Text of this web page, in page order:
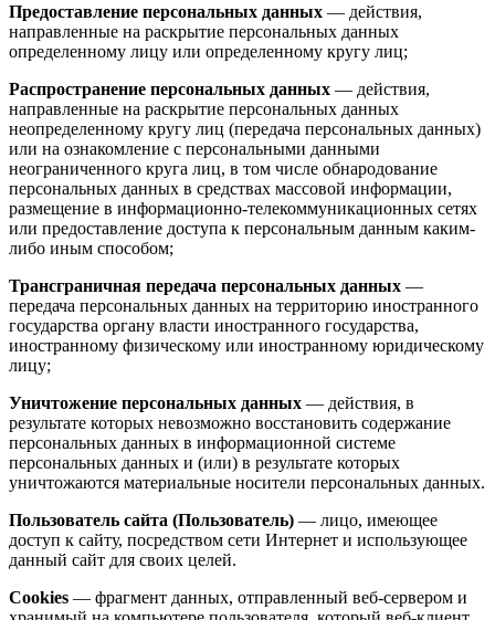
Предоставление персональных данных — действия,
направленные на раскрытие персональных данных
определенному лицу или определенному кругу лиц;
Распространение персональных данных — действия,
направленные на раскрытие персональных данных
неопределенному кругу лиц (передача персональных данных)
или на ознакомление с персональными данными
неограниченного круга лиц, в том числе обнародование
персональных данных в средствах массовой информации,
размещение в информационно-телекоммуникационных сетях
или предоставление доступа к персональным данным каким-
либо иным способом;
Трансграничная передача персональных данных —
передача персональных данных на территорию иностранного
государства органу власти иностранного государства,
иностранному физическому или иностранному юридическому
лицу;
Уничтожение персональных данных — действия, в
результате которых невозможно восстановить содержание
персональных данных в информационной системе
персональных данных и (или) в результате которых
уничтожаются материальные носители персональных данных.
Пользователь сайта (Пользователь) — лицо, имеющее
доступ к сайту, посредством сети Интернет и использующее
данный сайт для своих целей.
Cookies — фрагмент данных, отправленный веб-сервером и